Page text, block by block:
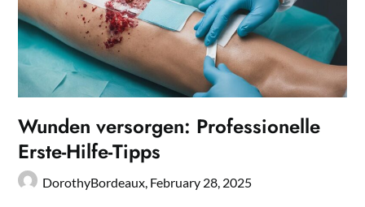
Wunden versorgen: Professionelle
Erste-Hilfe-Tipps
DorothyBordeaux, February 28, 2025